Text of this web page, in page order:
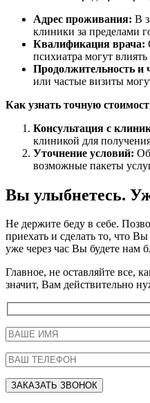
Адрес проживания: В
клиники за пределами
Квалификация врача:
психиатра могут влиять
Продолжительность и
или частые визиты
Как узнать точную
Консультация с
клиникой для
Уточнение условий:
возможные пакеты
Вы улыбнетесь.
Не держите беду в себе.
приехать и сделать то, что
уже через час Вы будете нам
Главное, не оставляйте все,
значит, Вам действительно